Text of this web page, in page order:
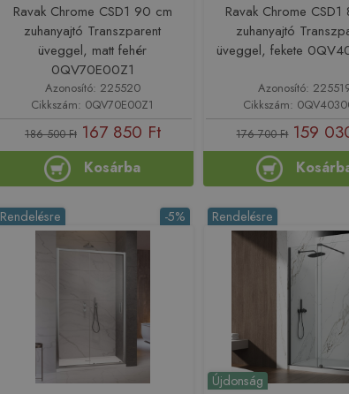
Ravak Chrome CSD1 90 cm
zuhanyajtó Transzparent
üveggel, matt fehér
0QV70E00Z1
Azonosító: 225520
Cikkszám: 0QV70E00Z1
186 500 Ft 167 850 Ft
Kosárba
Ravak Chrome
zuhanyajtó
üveggel, fekete
Azonosító:
Cikkszám:
176 700 Ft 159
-5%
Rendelésre
Újdonság
Rendelésre